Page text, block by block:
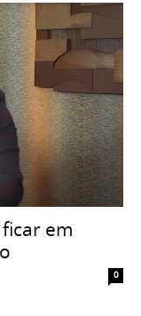
em
0